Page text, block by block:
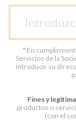
* En
Servicios de la
introducir su
Fines y
productos o
(con el